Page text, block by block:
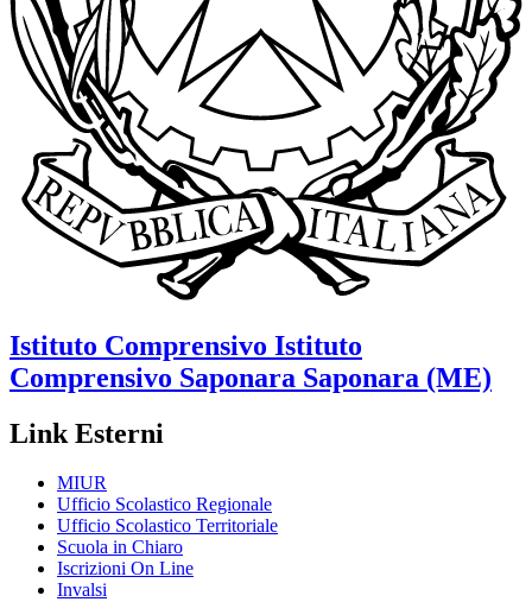
Istituto Comprensivo Istituto
Comprensivo Saponara Saponara (ME)
Link Esterni
MIUR
Ufficio Scolastico Regionale
Ufficio Scolastico Territoriale
Scuola in Chiaro
Iscrizioni On Line
Invalsi